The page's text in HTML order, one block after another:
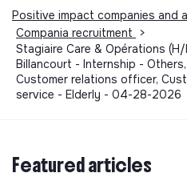
Positive impact companies and
Compania recruitment
>
Stagiaire Care & Opérations
Billancourt - Internship -
Customer relations officer,
service - Elderly - 04-28-2026
Featured articles